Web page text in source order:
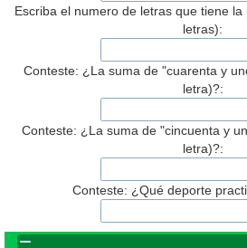
Escriba el numero de letras que tiene
letras):
Conteste: ¿La suma de "cuarenta y
letra)?:
Conteste: ¿La suma de "cincuenta y
letra)?:
Conteste: ¿Qué deporte